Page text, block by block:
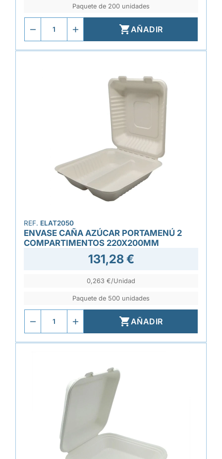
Paquete de 200 unidades
AÑADIR
REF. ELAT2050
ENVASE CAÑA AZÚCAR PORTAMENÚ 2
COMPARTIMENTOS 220X200MM
131,28 €
0,263 €/Unidad
Paquete de 500 unidades
AÑADIR